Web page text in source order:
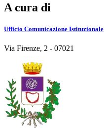
A cura di
Ufficio Comunicazione Istituzionale
Via Firenze, 2 - 07021